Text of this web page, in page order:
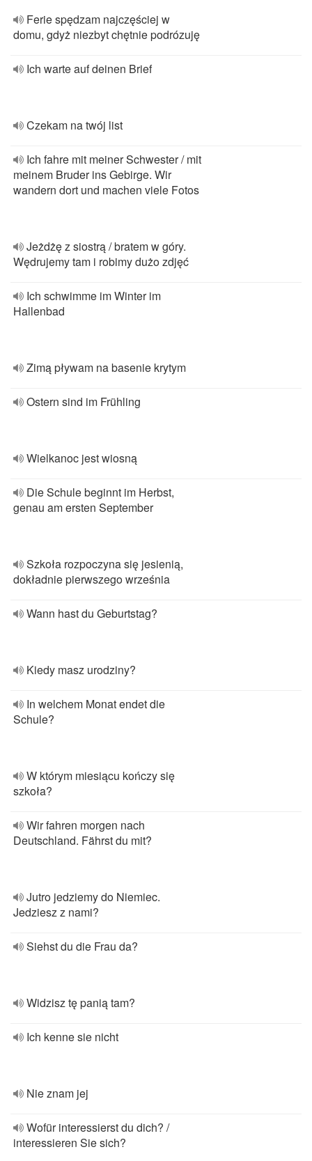
Ferie spędzam najczęściej w
domu, gdyż niezbyt chętnie podrózuję
Ich warte auf deinen Brief
Czekam na twój list
Ich fahre mit meiner Schwester / mit
meinem Bruder ins Gebirge. Wir
wandern dort und machen viele Fotos
Jeżdżę z siostrą / bratem w góry.
Wędrujemy tam i robimy dużo zdjęć
Ich schwimme im Winter im
Hallenbad
Zimą pływam na basenie krytym
Ostern sind im Frühling
Wielkanoc jest wiosną
Die Schule beginnt im Herbst,
genau am ersten September
Szkoła rozpoczyna się jesienią,
dokładnie pierwszego września
Wann hast du Geburtstag?
Kiedy masz urodziny?
In welchem Monat endet die
Schule?
W którym miesiącu kończy się
szkoła?
Wir fahren morgen nach
Deutschland. Fährst du mit?
Jutro jedziemy do Niemiec.
Jedziesz z nami?
Siehst du die Frau da?
Widzisz tę panią tam?
Ich kenne sie nicht
Nie znam jej
Wofür interessierst du dich? /
interessieren Sie sich?